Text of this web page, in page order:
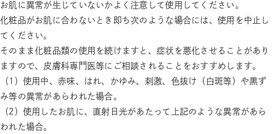
お肌に異常が生じていないかよく注意して使用してください。
化粧品がお肌に合わないとき即ち次のような場合には、使用を中止し
てください。
そのまま化粧品類の使用を続けますと、症状を悪化させることがあり
ますので、皮膚科専門医等にご相談されることをおすすめします。
（1）使用中、赤味、はれ、かゆみ、刺激、色抜け（白斑等）や黒ず
み等の異常があらわれた場合。
（2）使用したお肌に、直射日光があたって上記のような異常があら
われた場合。